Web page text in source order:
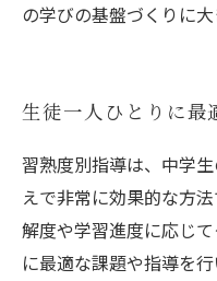
の学びの基盤づくりに大
生徒一人ひとりに最
習熟度別指導は、中学
えで非常に効果的な方
解度や学習進度に応じ
に最適な課題や指導を